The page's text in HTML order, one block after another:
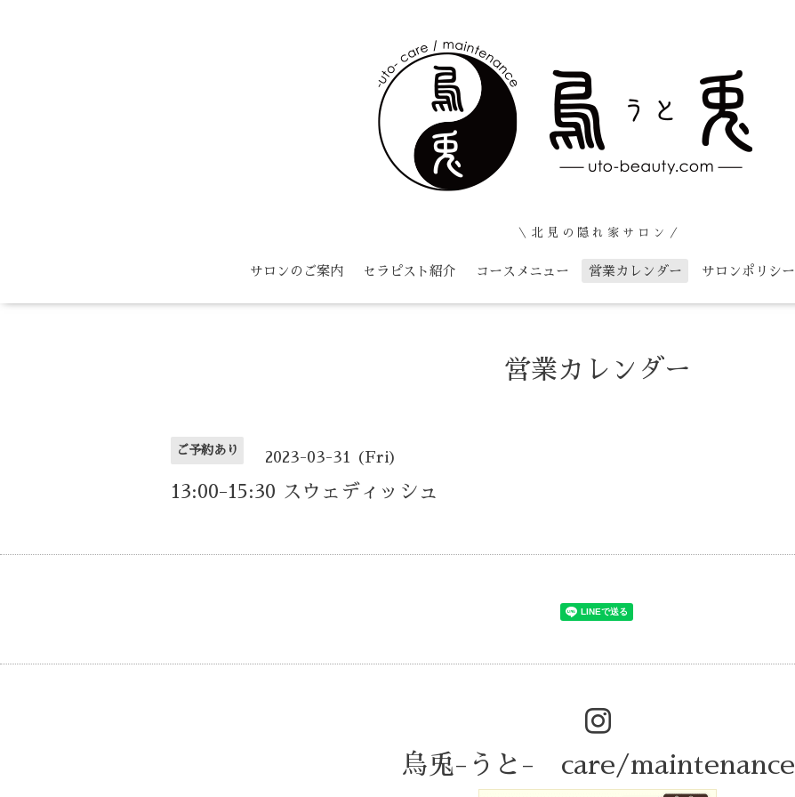
＼ 北 見 の 隠 れ 家 サ ロ ン ／
サロンのご案内 セラピスト紹介 コースメニュー 営業カレンダー サロンポリシー
営業カレンダー
ご予約あり 2023-03-31 (Fri)
13:00-15:30 スウェディッシュ
烏兎-うと- care/maintenance